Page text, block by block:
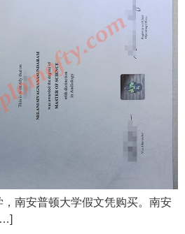
安普顿大学假文凭购买。南安